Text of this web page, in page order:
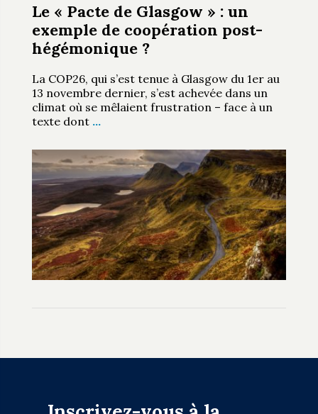
Le « Pacte de Glasgow » : un
exemple de coopération post-
hégémonique ?
La COP26, qui s’est tenue à Glasgow du 1er au
13 novembre dernier, s’est achevée dans un
climat où se mêlaient frustration – face à un
texte dont …